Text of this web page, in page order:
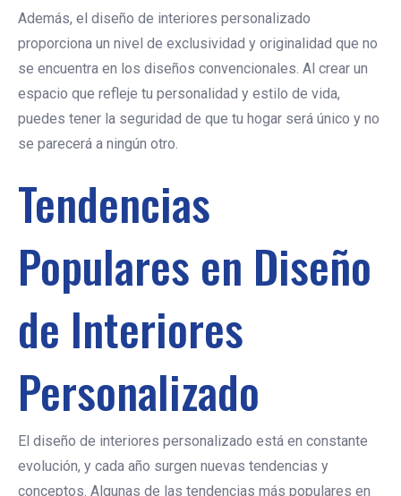
Además, el diseño de interiores personalizado
proporciona un nivel de exclusividad y originalidad que no
se encuentra en los diseños convencionales. Al crear un
espacio que refleje tu personalidad y estilo de vida,
puedes tener la seguridad de que tu hogar será único y no
se parecerá a ningún otro.
Tendencias
Populares en Diseño
de Interiores
Personalizado
El diseño de interiores personalizado está en constante
evolución, y cada año surgen nuevas tendencias y
conceptos. Algunas de las tendencias más populares en